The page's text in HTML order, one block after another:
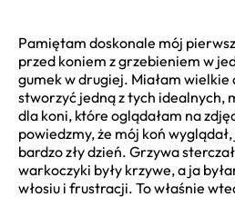
Pamiętam doskonale mój
przed koniem z grzebieniem w
gumek w drugiej. Miałam wielkie
stworzyć jedną z tych idealnych,
dla koni, które oglądałam na
powiedzmy, że mój koń
bardzo zły dzień. Grzywa
warkoczyki były krzywe, a ja
włosiu i frustracji. To właśnie